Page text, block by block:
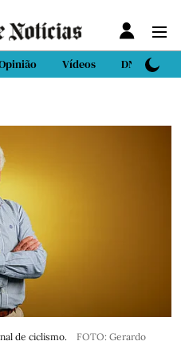
Vídeos DN Sport
de ciclismo.
FOTO: Gerardo